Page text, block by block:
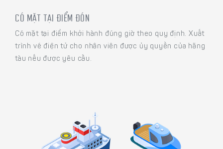
CÓ MẶT TẠI ĐIỂM ĐÓN
Có mặt tại điểm khởi hành đúng giờ theo quy định. Xuất
trình vé điện tử cho nhân viên được ủy quyền của hãng
tàu nếu được yêu cầu.